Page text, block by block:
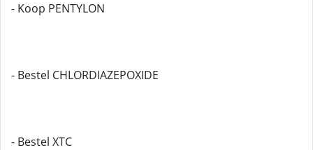
- Koop PENTYLON
- Bestel CHLORDIAZEPOXIDE
- Bestel XTC